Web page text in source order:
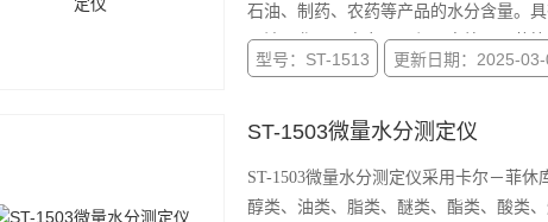
石油、制药、农药等产品的水分含量。
石油、化工、电力、环保、高校、医药等
型号：ST-1513 更新日期：2025-03-
ST-1503微量水分测定仪
ST-1503微量水分测定仪采用卡尔－菲
醇类、油类、脂类、醚类、酯类、酸类